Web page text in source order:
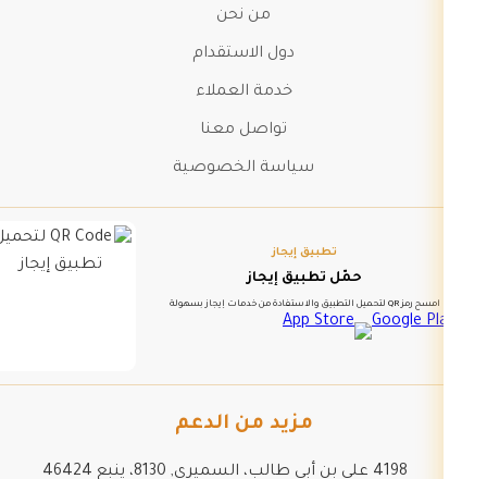
من نحن
دول الاستقدام
خدمة العملاء
تواصل معنا
سياسة الخصوصية
تطبيق إيجاز
حمّل تطبيق إيجاز
امسح رمز QR لتحميل التطبيق والاستفادة من خدمات إيجاز بسهولة
مزيد من الدعم